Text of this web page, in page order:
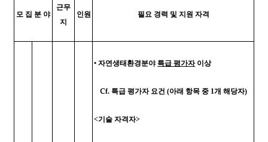
모 집 분 야
근무
지
인원 필요 경력 및 지원 자격
•자연생태환경분야특급 평가자 이상
cf.특급 평가자 요건(아래 항목 중 1개 해당자)
<기술 자격자>